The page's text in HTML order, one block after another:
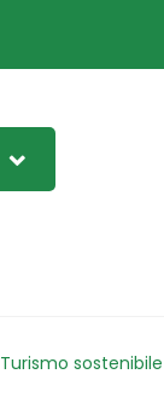
Turismo sostenibile